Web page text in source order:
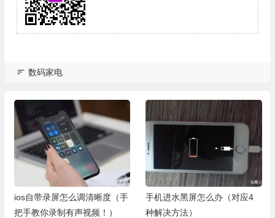
数码家电
ios自带录屏怎么调清晰度（手
把手教你录制有声视频！）
手机进水黑屏怎么办（对应4
种解决方法）